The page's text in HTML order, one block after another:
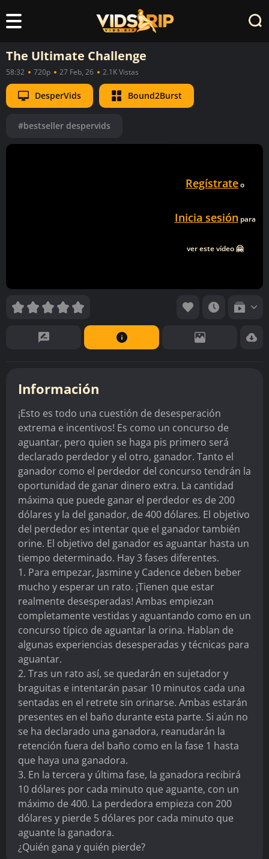
The Ultimate Challenge
58:32 720p 27 Feb, 26 2.1K Vistas
DesperVids Bound2Burst
#bestseller despervids
Regístrateo
Inicia sesión para
ver este vídeo 🤗
Información
¡Esto es todo una cuestión de desesperación
extrema e incentivos! Es como un concurso de
aguantar, pero quien se haga pis primero será
declarado perdedor y el otro, ganador. Tanto el
ganador como el perdedor del concurso tendrán la
oportunidad de ganar dinero extra. La cantidad
máxima que puede ganar el perdedor es de 200
dólares y la del ganador, de 400 dólares. El objetivo
del perdedor es intentar que el ganador también
orine. El objetivo del ganador es aguantar hasta un
tiempo determinado. Hay 3 fases diferentes.
1. Para empezar, Jasmine y Cadence deben beber
mucho y esperar un rato. ¡Tienen que estar
realmente desesperadas! Ambas empiezan
completamente vestidas y aguantando como en un
concurso típico de aguantar la orina. Hablan de
algunas experiencias desesperadas y técnicas para
aguantar.
2. Tras un rato así, se quedarán en sujetador y
braguitas e intentarán pasar 10 minutos cada una
sentadas en el retrete sin orinarse. Ambas estarán
presentes en el baño durante esta parte. Si aún no
se ha declarado una ganadora, reanudarán la
retención fuera del baño como en la fase 1 hasta
que haya una ganadora.
3. En la tercera y última fase, la ganadora recibirá
10 dólares por cada minuto que aguante, con un
máximo de 400. La perdedora empieza con 200
dólares y pierde 5 dólares por cada minuto que
aguante la ganadora.
¿Quién gana y quién pierde?